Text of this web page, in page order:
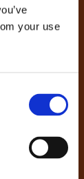
your use